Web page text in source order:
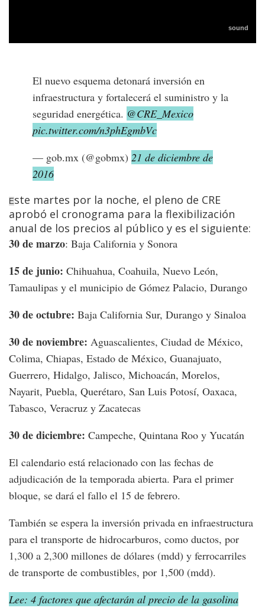
El nuevo esquema detonará inversión en
infraestructura y fortalecerá el suministro y la
seguridad energética. @CRE_Mexico
pic.twitter.com/n3phEgmbVc
— gob.mx (@gobmx) 21 de diciembre de
2016
Este martes por la noche, el pleno de CRE
aprobó el cronograma para la flexibilización
anual de los precios al público y es el siguiente:
30 de marzo: Baja California y Sonora
15 de junio: Chihuahua, Coahuila, Nuevo León,
Tamaulipas y el municipio de Gómez Palacio, Durango
30 de octubre: Baja California Sur, Durango y Sinaloa
30 de noviembre: Aguascalientes, Ciudad de México,
Colima, Chiapas, Estado de México, Guanajuato,
Guerrero, Hidalgo, Jalisco, Michoacán, Morelos,
Nayarit, Puebla, Querétaro, San Luis Potosí, Oaxaca,
Tabasco, Veracruz y Zacatecas
30 de diciembre: Campeche, Quintana Roo y Yucatán
El calendario está relacionado con las fechas de
adjudicación de la temporada abierta. Para el primer
bloque, se dará el fallo el 15 de febrero.
También se espera la inversión privada en infraestructura
para el transporte de hidrocarburos, como ductos, por
1,300 a 2,300 millones de dólares (mdd) y ferrocarriles
de transporte de combustibles, por 1,500 (mdd).
Lee: 4 factores que afectarán al precio de la gasolina